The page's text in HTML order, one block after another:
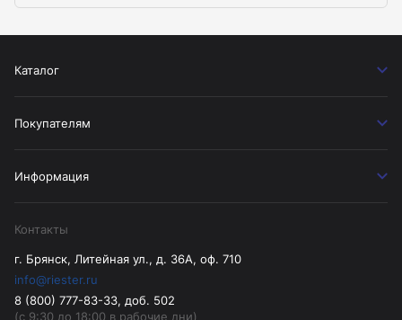
Каталог
Покупателям
Информация
Контакты
г. Брянск, Литейная ул., д. 36А, оф. 710
info@riester.ru
8 (800) 777-83-33, доб. 502
(с 9:30 до 18:00 в рабочие дни)